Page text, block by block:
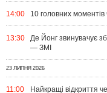
14:00 10 головних моментів
13:30
Де Йонг звинувачує
— ЗМІ
23 ЛИПНЯ 2026
11:00
Найкращі відкриття